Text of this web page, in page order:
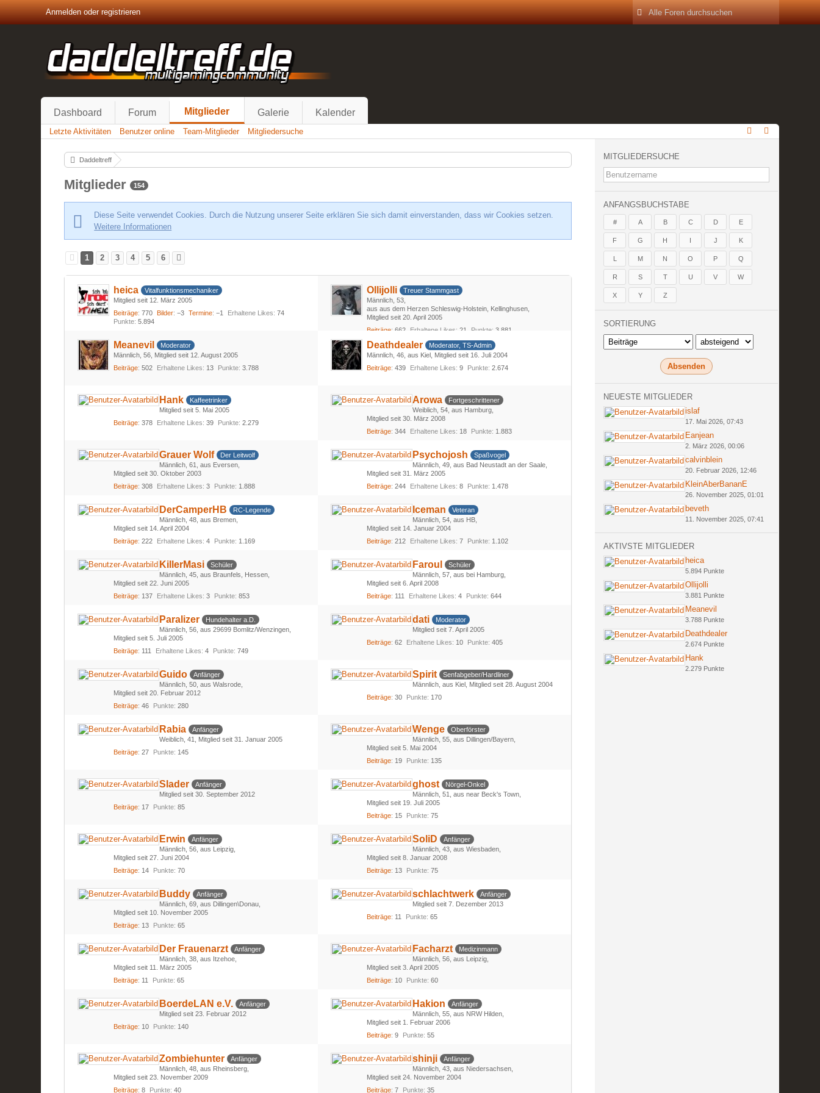
Anmelden oder registrieren
Dashboard Forum Mitglieder Galerie Kalender
Letzte Aktivitäten Benutzer online Team-Mitglieder Mitgliedersuche
Daddeltreff
Mitglieder 154
Diese Seite verwendet Cookies. Durch die Nutzung unserer Seite erklären Sie sich damit einverstanden, dass wir Cookies setzen.
Weitere Informationen
1 2 3 4 5 6
heica
Vitalfunktionsmechaniker
Mitglied seit 12. März 2005
Beiträge 770 Bilder −3 Termine −1 Erhaltene Likes
74
Punkte 5.894
Ollijolli
Treuer Stammgast
Männlich 53
aus aus dem Herzen Schleswig-Holstein, Kellinghusen
Mitglied seit 20. April 2005
Beiträge 662 Erhaltene Likes 21 Punkte 3.881
Meanevil
Moderator
Männlich 56 Mitglied seit 12. August 2005
Beiträge 502 Erhaltene Likes 13 Punkte 3.788
Deathdealer
Moderator, TS-Admin
Männlich 46 aus Kiel Mitglied seit 16. Juli 2004
Beiträge 439 Erhaltene Likes 9 Punkte 2.674
Hank
Kaffeetrinker
Mitglied seit 5. Mai 2005
Beiträge 378 Erhaltene Likes 39 Punkte 2.279
Arowa
Fortgeschrittener
Weiblich 54 aus Hamburg
Mitglied seit 30. März 2008
Beiträge 344 Erhaltene Likes 18 Punkte 1.883
Grauer Wolf
Der Leitwolf
Männlich 61
aus Eversen
Mitglied seit 30. Oktober 2003
Beiträge 308 Erhaltene Likes 3 Punkte 1.888
Psychojosh
Spaßvogel
Männlich 49 aus Bad Neustadt an der Saale
Mitglied seit 31. März 2005
Beiträge 244 Erhaltene Likes 8 Punkte 1.478
DerCamperHB
RC-Legende
Männlich 48 aus Bremen
Mitglied seit 14. April 2004
Beiträge 222 Erhaltene Likes 4 Punkte 1.169
Iceman
Veteran
Männlich 54 aus HB
Mitglied seit 14. Januar 2004
Beiträge 212 Erhaltene Likes 7 Punkte 1.102
KillerMasi
Schüler
Männlich 45 aus Braunfels, Hessen
Mitglied seit 22. Juni 2005
Beiträge 137 Erhaltene Likes 3 Punkte 853
Faroul
Schüler
Männlich 57 aus bei Hamburg
Mitglied seit 6. April 2008
Beiträge 111 Erhaltene Likes 4 Punkte 644
Paralizer
Hundehalter a.D.
Männlich 56 aus 29699 Bomlitz/Wenzingen
Mitglied seit 5. Juli 2005
Beiträge 111 Erhaltene Likes 4 Punkte 749
dati
Moderator
Mitglied seit 7. April 2005
Beiträge 62 Erhaltene Likes 10 Punkte 405
Guido
Anfänger
Männlich 50 aus Walsrode
Mitglied seit 20. Februar 2012
Beiträge 46 Punkte 280
Spirit
Senfabgeber/Hardliner
Männlich aus Kiel Mitglied seit 28. August 2004
Beiträge 30 Punkte 170
Rabia
Anfänger
Weiblich 41
Mitglied seit 31. Januar 2005
Beiträge 27 Punkte 145
Wenge
Oberförster
Männlich 55 aus Dillingen/Bayern
Mitglied seit 5. Mai 2004
Beiträge 19 Punkte 135
Slader
Anfänger
Mitglied seit 30. September 2012
Beiträge 17 Punkte 85
ghost
Nörgel-Onkel
Männlich 51
aus near Beck's Town
Mitglied seit 19. Juli 2005
Beiträge 15 Punkte 75
Erwin
Anfänger
Männlich 56 aus Leipzig
Mitglied seit 27. Juni 2004
Beiträge 14 Punkte 70
SoliD
Anfänger
Männlich 43 aus Wiesbaden
Mitglied seit 8. Januar 2008
Beiträge 13 Punkte 75
Buddy
Anfänger
Männlich 69 aus Dillingen\Donau
Mitglied seit 10. November 2005
Beiträge 13 Punkte 65
schlachtwerk
Anfänger
Mitglied seit 7. Dezember 2013
Beiträge 11 Punkte 65
Der Frauenarzt
Anfänger
Männlich 38 aus Itzehoe
Mitglied seit 11. März 2005
Beiträge 11 Punkte 65
Facharzt
Medizinmann
Männlich 56 aus Leipzig
Mitglied seit 3. April 2005
Beiträge 10 Punkte 60
BoerdeLAN e.V.
Anfänger
Mitglied seit 23. Februar 2012
Beiträge 10 Punkte 140
Hakion
Anfänger
Männlich 55 aus NRW Hilden
Mitglied seit 1. Februar 2006
Beiträge 9 Punkte 55
Zombiehunter
Anfänger
Männlich 48 aus Rheinsberg
Mitglied seit 23. November 2009
Beiträge 8 Punkte 40
shinji
Anfänger
Männlich 43 aus Niedersachsen
Mitglied seit 24. November 2004
Beiträge 7 Punkte 35
MITGLIEDERSUCHE
ANFANGSBUCHSTABE
# A B C D E
F G H I J K
L M N O P Q
R S T U V W
X Y Z
SORTIERUNG
NEUESTE MITGLIEDER
islaf
17. Mai 2026, 07:43
Eanjean
2. März 2026, 00:06
calvinblein
20. Februar 2026, 12:46
KleinAberBananE
26. November 2025, 01:01
beveth
11. November 2025, 07:41
AKTIVSTE MITGLIEDER
heica
5.894 Punkte
Ollijolli
3.881 Punkte
Meanevil
3.788 Punkte
Deathdealer
2.674 Punkte
Hank
2.279 Punkte